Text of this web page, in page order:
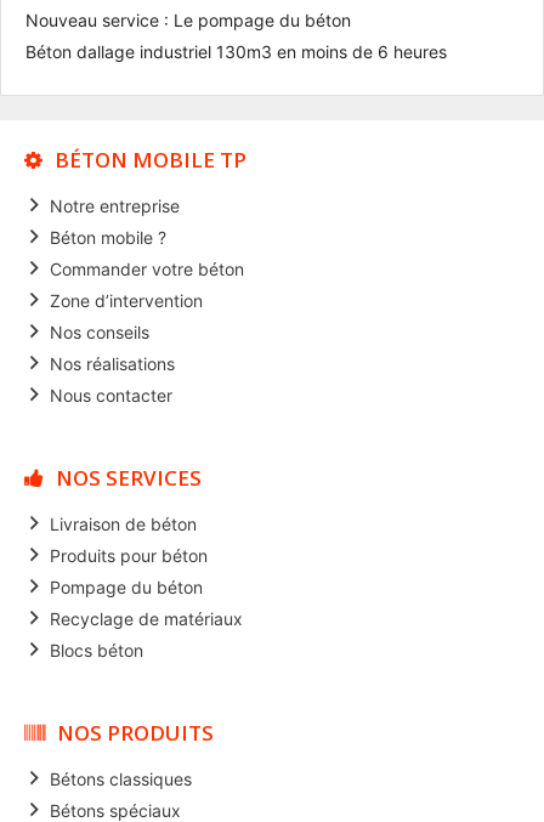
Nouveau service : Le pompage du béton
Béton dallage industriel 130m3 en moins de 6 heures
BÉTON MOBILE TP
Notre entreprise
Béton mobile ?
Commander votre béton
Zone d’intervention
Nos conseils
Nos réalisations
Nous contacter
NOS SERVICES
Livraison de béton
Produits pour béton
Pompage du béton
Recyclage de matériaux
Blocs béton
NOS PRODUITS
Bétons classiques
Bétons spéciaux